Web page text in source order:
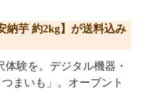
納芋 約2kg】が送料込み
験を。デジタル機器・
まいも」。オーブント